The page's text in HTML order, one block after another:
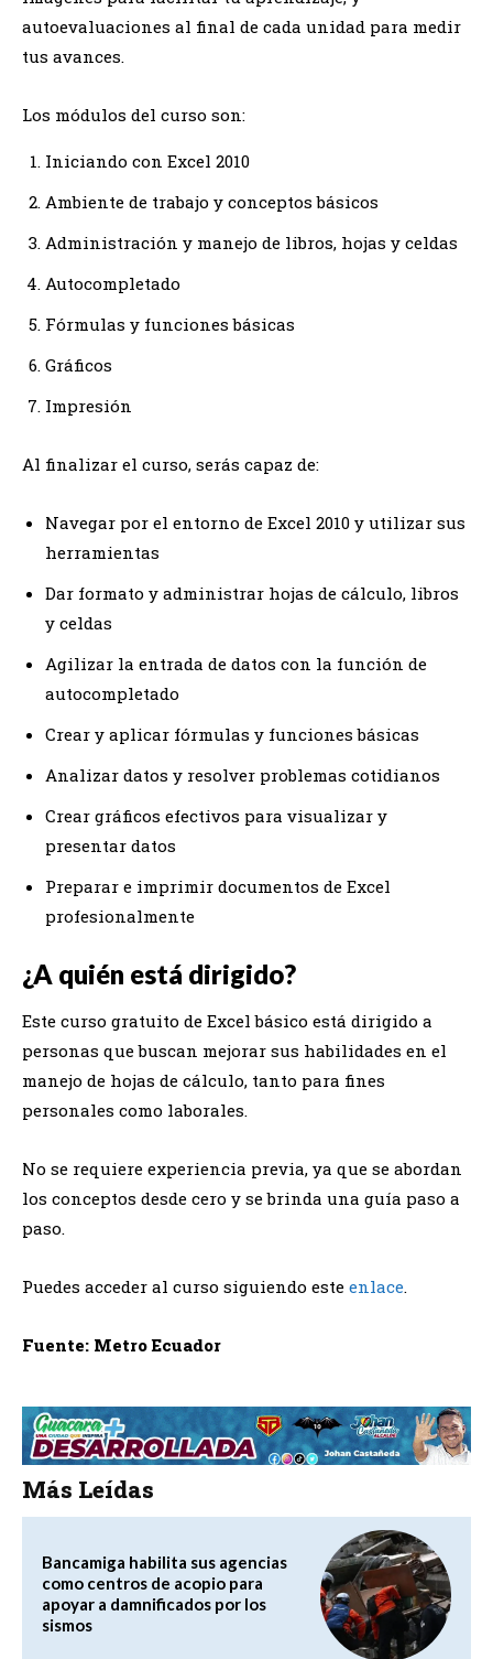
autoevaluaciones al final de cada unidad para medir
tus avances.
Los módulos del curso son:
Iniciando con Excel 2010
Ambiente de trabajo y conceptos básicos
Administración y manejo de libros, hojas y celdas
Autocompletado
Fórmulas y funciones básicas
Gráficos
Impresión
Al finalizar el curso, serás capaz de:
Navegar por el entorno de Excel 2010 y utilizar sus
herramientas
Dar formato y administrar hojas de cálculo, libros
y celdas
Agilizar la entrada de datos con la función de
autocompletado
Crear y aplicar fórmulas y funciones básicas
Analizar datos y resolver problemas cotidianos
Crear gráficos efectivos para visualizar y
presentar datos
Preparar e imprimir documentos de Excel
profesionalmente
¿A quién está dirigido?
Este curso gratuito de Excel básico está dirigido a
personas que buscan mejorar sus habilidades en el
manejo de hojas de cálculo, tanto para fines
personales como laborales.
No se requiere experiencia previa, ya que se abordan
los conceptos desde cero y se brinda una guía paso a
paso.
Puedes acceder al curso siguiendo este enlace.
Fuente: Metro Ecuador
Más Leídas
Bancamiga habilita sus agencias
como centros de acopio para
apoyar a damnificados por los
sismos